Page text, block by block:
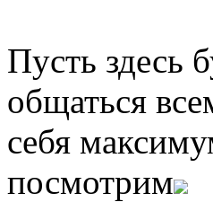
Пусть здесь
общаться
себя
посмотрим